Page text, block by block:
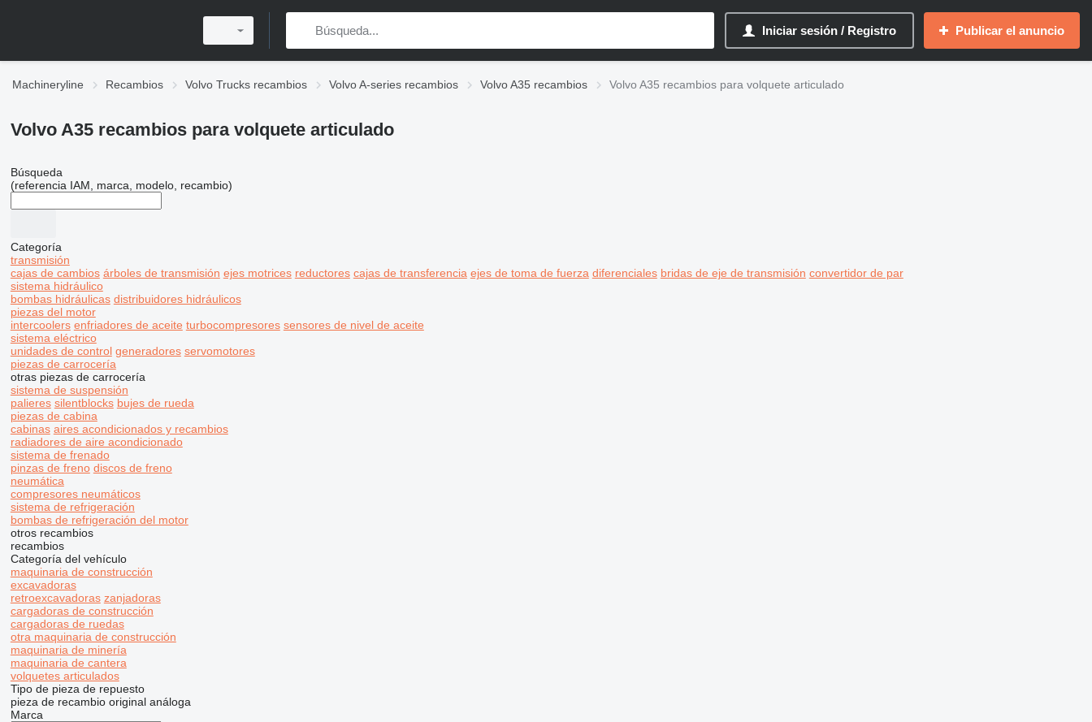
Iniciar sesión / Registro Publicar el anuncio
Machineryline Recambios Volvo Trucks recambios Volvo A-series recambios Volvo A35 recambios Volvo A35 recambios para volquete articulado
Volvo A35 recambios para volquete articulado
Búsqueda
(referencia IAM, marca, modelo, recambio)
Categoría
transmisión
cajas de cambios árboles de transmisión ejes motrices reductores cajas de transferencia ejes de toma de fuerza diferenciales bridas de eje de transmisión convertidor de par
sistema hidráulico
bombas hidráulicas distribuidores hidráulicos
piezas del motor
intercoolers enfriadores de aceite turbocompresores sensores de nivel de aceite
sistema eléctrico
unidades de control generadores servomotores
piezas de carrocería
otras piezas de carrocería
sistema de suspensión
palieres silentblocks bujes de rueda
piezas de cabina
cabinas aires acondicionados y recambios
radiadores de aire acondicionado
sistema de frenado
pinzas de freno discos de freno
neumática
compresores neumáticos
sistema de refrigeración
bombas de refrigeración del motor
otros recambios
recambios
Categoría del vehículo
maquinaria de construcción
excavadoras
retroexcavadoras zanjadoras
cargadoras de construcción
cargadoras de ruedas
otra maquinaria de construcción
maquinaria de minería
maquinaria de cantera
volquetes articulados
Tipo de pieza de repuesto
pieza de recambio original análoga
Marca